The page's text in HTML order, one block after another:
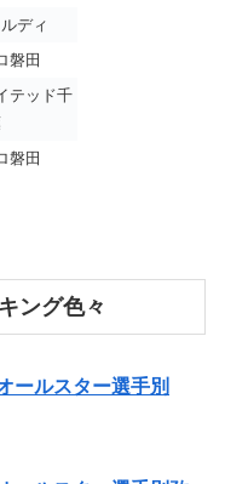
ディ
磐田
テッド千
磐田
ング色々
ールスター選手別